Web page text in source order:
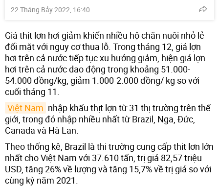
22 Tháng Bảy 2022, 16:40
Giá thịt lợn hơi giảm khiến nhiều hộ chăn nuôi nhỏ lẻ
đối mặt với nguy cơ thua lỗ. Trong tháng 12, giá lợn
hơi trên cả nước tiếp tục xu hướng giảm, hiện giá lợn
hơi trên cả nước dao động trong khoảng 51.000-
54.000 đồng/kg, giảm 1.000-2.000 đồng/ kg so với
cuối tháng 11.
Việt Nam nhập khẩu thịt lợn từ 31 thị trường trên thế
giới, trong đó nhập nhiều nhất từ Brazil, Nga, Đức,
Canada và Hà Lan.
Theo thống kê, Brazil là thị trường cung cấp thịt lợn lớn
nhất cho Việt Nam với 37.610 tấn, trị giá 82,57 triệu
USD, tăng 26% về lượng và tăng 15,7% về trị giá so với
cùng kỳ năm 2021.